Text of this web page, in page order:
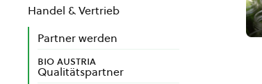
Handel & Vertrieb
Partner werden
bio austria
Qualitätspartner